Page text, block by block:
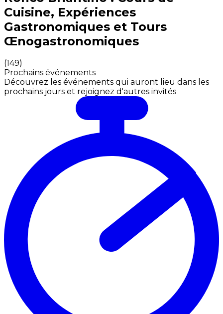
Cuisine, Expériences
Gastronomiques et Tours
Œnogastronomiques
(149)
Prochains événements
Découvrez les événements qui auront lieu dans les
prochains jours et rejoignez d'autres invités